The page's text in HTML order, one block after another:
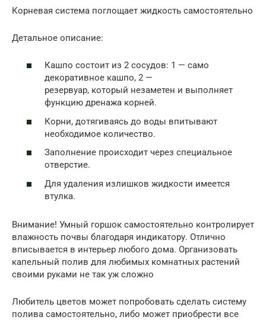
Корневая система поглощает жидкость самостоятельно
Детальное описание:
Кашпо состоит из 2 сосудов: 1 — само
декоративное кашпо, 2 —
резервуар, который незаметен и выполняет
функцию дренажа корней.
Корни, дотягиваясь до воды впитывают
необходимое количество.
Заполнение происходит через специальное
отверстие.
Для удаления излишков жидкости имеется
втулка.
Внимание! Умный горшок самостоятельно контролирует
влажность почвы благодаря индикатору. Отлично
вписывается в интерьер любого дома. Организовать
капельный полив для любимых комнатных растений
своими руками не так уж сложно
Любитель цветов может попробовать сделать систему
полива самостоятельно, либо может приобрести все